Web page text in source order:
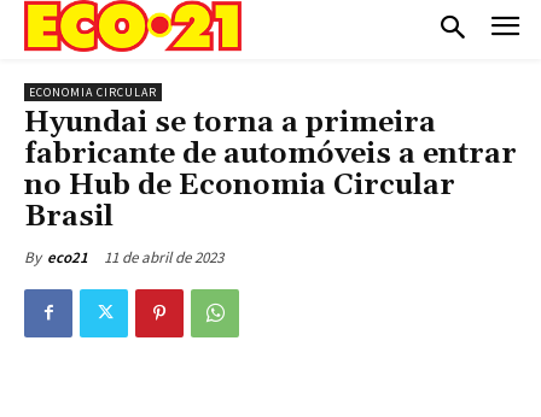
ECONOMIA CIRCULAR
Hyundai se torna a primeira
fabricante de automóveis a entrar
no Hub de Economia Circular
Brasil
By eco21 11 de abril de 2023